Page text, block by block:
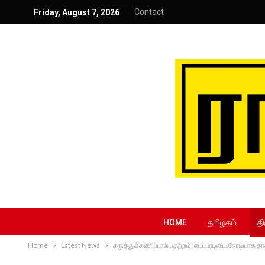
Friday, August 7, 2026 Contact
HOME தமிழகம்
Home Latest News கருத்துக்கணிப்பால் பதற்றம்: எடப்பாடியை